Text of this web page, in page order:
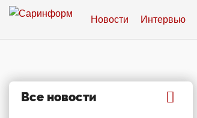
Новости Интервью
Все новости